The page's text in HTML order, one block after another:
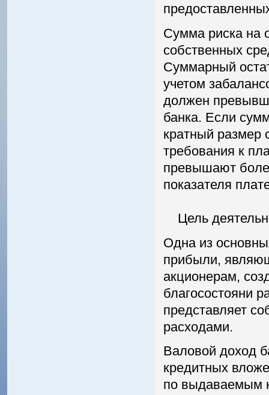
Сумма риска на
собственных
Суммарный
учетом
должен
банка. Если
кратный размер
требования к
превышают
показателя
Цель
Одна из
прибыли,
акционерам,
благосостояни
представляет
расходами.
Валовой доход
кредитных
по выдаваемым